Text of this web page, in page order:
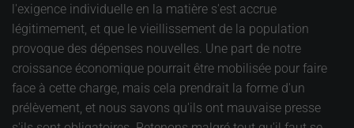
l'exigence individuelle en la matière s'est accrue
légitimement, et que le vieillissement de la population
provoque des dépenses nouvelles. Une part de notre
croissance économique pourrait être mobilisée pour faire
face à cette charge, mais cela prendrait la forme d'un
prélèvement, et nous savons qu'ils ont mauvaise presse